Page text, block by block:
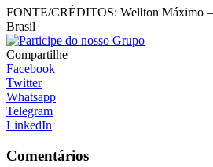
FONTE/CRÉDITOS: Wellton Máximo
Brasil
Compartilhe
Facebook
Twitter
Whatsapp
Telegram
LinkedIn
Comentários